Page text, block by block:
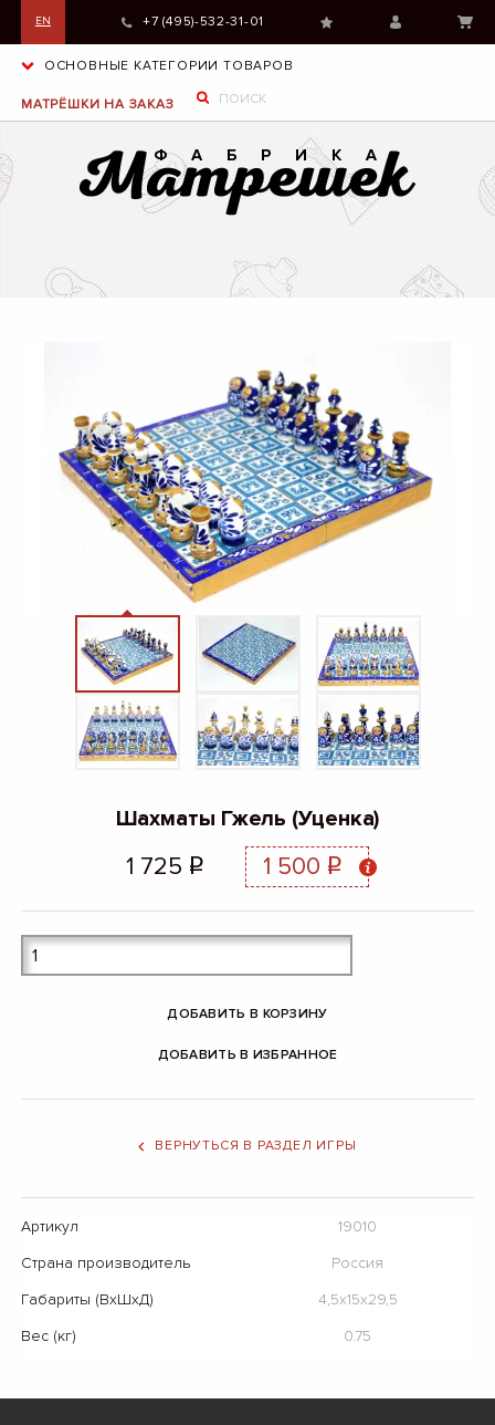
EN +7 (495)-532-31-01
ОСНОВНЫЕ КАТЕГОРИИ ТОВАРОВ
МАТРЁШКИ НА ЗАКАЗ
Шахматы Гжель (Уценка)
1 725 q 1 500 q
ДОБАВИТЬ В КОРЗИНУ
ДОБАВИТЬ В ИЗБРАННОЕ
ВЕРНУТЬСЯ В РАЗДЕЛ ИГРЫ
Артикул
19010
Страна производитель
Россия
Габариты (ВхШхД)
4,5x15x29,5
Вес (кг)
0.75